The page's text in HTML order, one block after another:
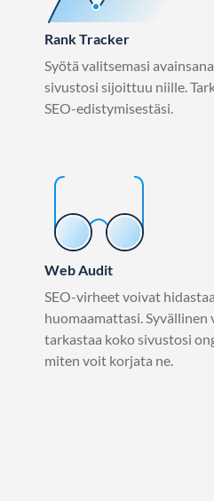
Rank Tracker
Syötä valitsemasi
sivustosi sijoittuu niille.
SEO-edistymisestäsi.
Web Audit
SEO-virheet voivat
huomaamattasi.
tarkastaa koko sivustosi
miten voit korjata ne.